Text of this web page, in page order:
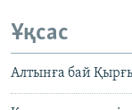
Ұқсас
Алтынға бай